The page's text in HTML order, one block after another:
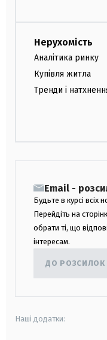
Нерухомість
Аналітика ринку
Купівля житла
Тренди і
Email -
Будьте в курсі всіх
Перейдіть на
обрати ті, що
інтересам.
ДО РОЗСИЛОК
Наші додатки: